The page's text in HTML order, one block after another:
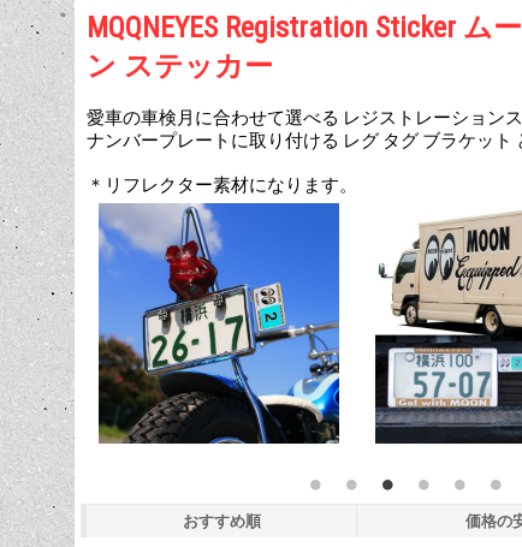
MQQNEYES Registration Sticker
ン ステッカー
愛車の車検月に合わせて選べる レジストレーション
ナンバープレートに取り付ける レグ タグ ブラケット
＊リフレクター素材になります。
おすすめ順 価格の